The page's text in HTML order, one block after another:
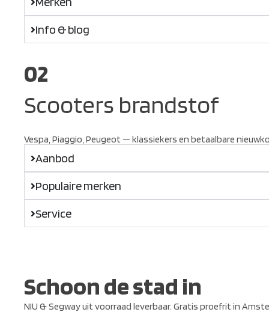
Info & blog
02
Scooters brandstof
Vespa, Piaggio, Peugeot — klassiekers en betaalbare
Aanbod
Populaire merken
Service
Schoon de stad in
NIU & Segway uit voorraad leverbaar. Gratis proefrit in